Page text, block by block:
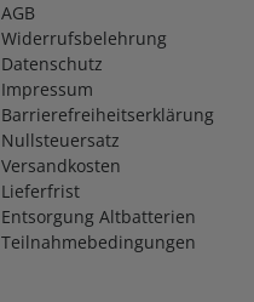
AGB
Widerrufsbelehrung
Datenschutz
Impressum
Barrierefreiheitserklärung
Nullsteuersatz
Versandkosten
Lieferfrist
Entsorgung Altbatterien
Teilnahmebedingungen